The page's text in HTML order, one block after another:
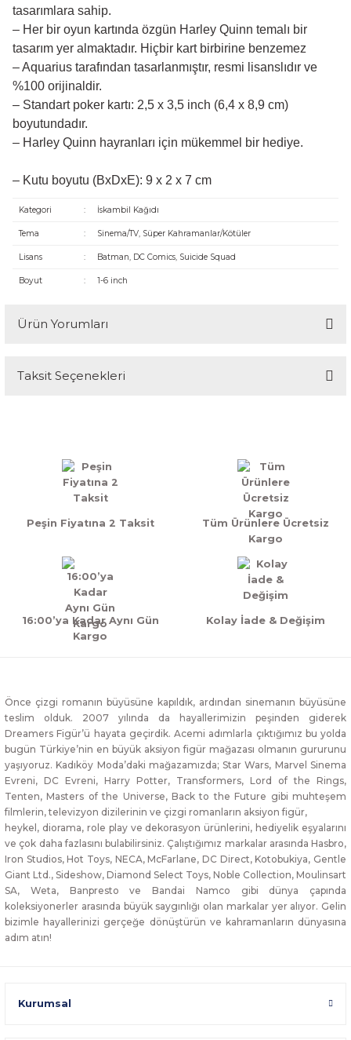
tasarımlara sahip.
– Her bir oyun kartında özgün Harley Quinn temalı bir
tasarım yer almaktadır. Hiçbir kart birbirine benzemez
– Aquarius tarafından tasarlanmıştır, resmi lisanslıdır ve
%100 orijinaldir.
– Standart poker kartı: 2,5 x 3,5 inch (6,4 x 8,9 cm)
boyutundadır.
– Harley Quinn hayranları için mükemmel bir hediye.
– Kutu boyutu (BxDxE): 9 x 2 x 7 cm
Kategori : İskambil Kağıdı
Tema : Sinema/TV, Süper Kahramanlar/Kötüler
Lisans : Batman, DC Comics, Suicide Squad
Boyut : 1-6 inch
Ürün Yorumları
Bu ürüne ilk yorumu siz yapın!
Taksit Seçenekleri
Peşin Fiyatına 2 Taksit
Tüm Ürünlere Ücretsiz
Kargo
16:00’ya Kadar Aynı Gün
Kargo
Kolay İade & Değişim
Önce çizgi romanın büyüsüne kapıldık, ardından sinemanın büyüsüne
teslim olduk. 2007 yılında da hayallerimizin peşinden giderek
Dreamers Figür’ü hayata geçirdik. Acemi adımlarla çıktığımız bu yolda
bugün Türkiye’nin en büyük aksiyon figür mağazası olmanın gururunu
yaşıyoruz. Kadıköy Moda’daki mağazamızda; Star Wars, Marvel Sinema
Evreni, DC Evreni, Harry Potter, Transformers, Lord of the Rings,
Tenten, Masters of the Universe, Back to the Future gibi muhteşem
filmlerin, televizyon dizilerinin ve çizgi romanların aksiyon figür,
heykel, diorama, role play ve dekorasyon ürünlerini, hediyelik eşyalarını
ve çok daha fazlasını bulabilirsiniz. Çalıştığımız markalar arasında Hasbro,
Iron Studios, Hot Toys, NECA, McFarlane, DC Direct, Kotobukiya, Gentle
Giant Ltd., Sideshow, Diamond Select Toys, Noble Collection, Moulinsart
SA, Weta, Banpresto ve Bandai Namco gibi dünya çapında
koleksiyonerler arasında büyük saygınlığı olan markalar yer alıyor. Gelin
bizimle hayallerinizi gerçeğe dönüştürün ve kahramanların dünyasına
adım atın!
Kurumsal